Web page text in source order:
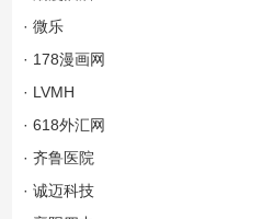
· 微乐
· 178漫画网
· LVMH
· 618外汇网
· 齐鲁医院
· 诚迈科技